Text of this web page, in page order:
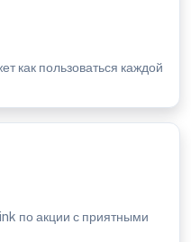
как пользоваться каждой
по акции с приятными